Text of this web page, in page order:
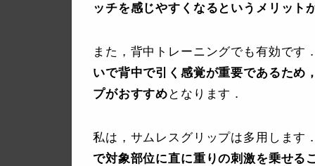
ッチを感じやすくなるというメリット
また，背中トレーニングでも有効です
いで背中で引く感覚が重要であるため
プがおすすめ となります．
私は，サムレスグリップは多用します
で対象部位に直に重りの刺激を乗せる